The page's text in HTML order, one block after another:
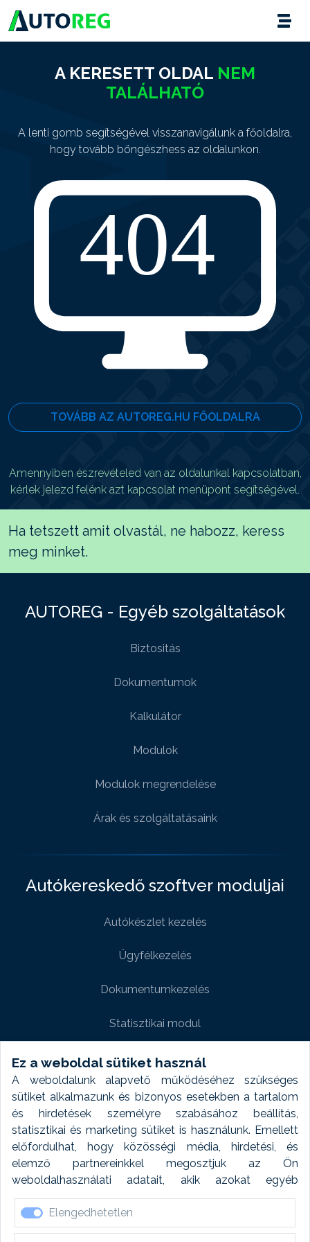
Ez a weboldal sütiket használ
A weboldalunk alapvető működéséhez szükséges
sütiket alkalmazunk és bizonyos esetekben a tartalom
és hirdetések személyre szabásához beállítás,
statisztikai és marketing sütiket is használunk. Emellett
előfordulhat, hogy közösségi média, hirdetési, és
elemző partnereinkkel megosztjuk az Ön
weboldalhasználati adatait, akik azokat egyéb
forrásokból gyűjtött adatokkal kombinálhatják. A sütik
elfogadásával kapcsolatosan naplózást végzünk és
ezen adatokat 6 hónap után automatikusan töröljük. A
Elengedhetetlen
A KERESETT OLDAL NEM
TALÁLHATÓ
A lenti gomb segítségével visszanavigálunk a főoldalra,
hogy tovább böngészhess az oldalunkon.
TOVÁBB AZ AUTOREG.HU FŐOLDALRA
Amennyiben észrevételed van az oldalunkal kapcsolatban,
kérlek jelezd felénk azt kapcsolat menüpont segítségével.
Ha tetszett amit olvastál, ne habozz, keress
meg minket.
AUTOREG - Egyéb szolgáltatások
Biztositás
Dokumentumok
Kalkulátor
Modulok
Modulok megrendelése
Árak és szolgáltatásaink
Autókereskedő szoftver moduljai
Autókészlet kezelés
Ügyfélkezelés
Dokumentumkezelés
Statisztikai modul
Weboldal modul
Fényképtár extra modul
Autómosó modul
Feladatütemezés